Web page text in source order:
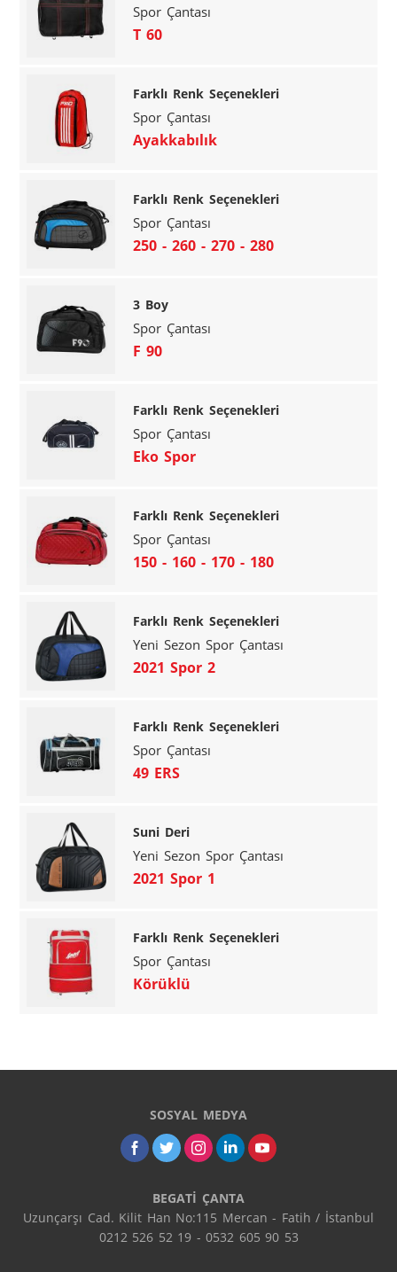
Spor Çantası
T 60
Farklı Renk Seçenekleri
Spor Çantası
Ayakkabılık
Farklı Renk Seçenekleri
Spor Çantası
250 - 260 - 270 - 280
3 Boy
Spor Çantası
F 90
Farklı Renk Seçenekleri
Spor Çantası
Eko Spor
Farklı Renk Seçenekleri
Spor Çantası
150 - 160 - 170 - 180
Farklı Renk Seçenekleri
Yeni Sezon Spor Çantası
2021 Spor 2
Farklı Renk Seçenekleri
Spor Çantası
49 ERS
Suni Deri
Yeni Sezon Spor Çantası
2021 Spor 1
Farklı Renk Seçenekleri
Spor Çantası
Körüklü
SOSYAL MEDYA
BEGATİ ÇANTA
Uzunçarşı Cad. Kilit Han No:115 Mercan - Fatih / İstanbul
0212 526 52 19 - 0532 605 90 53